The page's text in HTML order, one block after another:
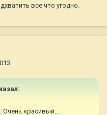
все что угодно.
Очень красивый...